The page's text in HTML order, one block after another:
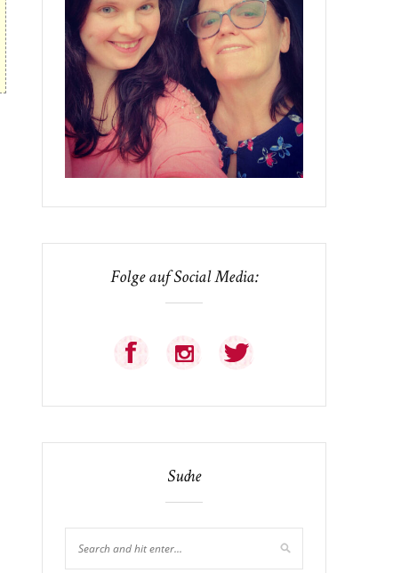
Folge auf Social Media:
Suche